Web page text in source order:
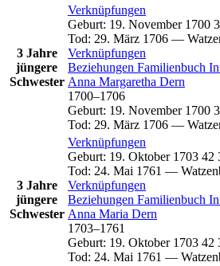
3 Jahre
jüngere
Schwester
Verknüpfungen
Geburt: 19. November 1700
Tod: 29. März 1706 —
Verknüpfungen
Beziehungen Familienbuch
Anna Margaretha Dern
1700–1706
Geburt: 19. November 1700
Tod: 29. März 1706 —
3 Jahre
jüngere
Schwester
Verknüpfungen
Geburt: 19. Oktober 1703 42
Tod: 24. Mai 1761 —
Verknüpfungen
Beziehungen Familienbuch
Anna Maria Dern
1703–1761
Geburt: 19. Oktober 1703 42
Tod: 24. Mai 1761 —